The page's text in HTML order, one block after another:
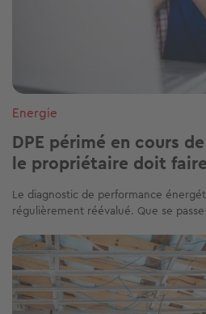
Energie
DPE périmé en cours
le propriétaire doit faire
Le diagnostic de performance
régulièrement réévalué. Que se
Image